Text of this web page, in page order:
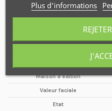
Type de média
Maison d'édition
Valeur faciale
Etat
Plus d'informations